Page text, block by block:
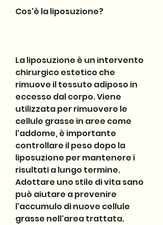
Cos'è la liposuzione?
La liposuzione è un intervento
chirurgico estetico che
rimuove il tessuto adiposo in
eccesso dal corpo. Viene
utilizzata per rimuovere le
cellule grasse in aree come
l'addome, è importante
controllare il peso dopo la
liposuzione per mantenere i
risultati a lungo termine.
Adottare uno stile di vita sano
può aiutare a prevenire
l'accumulo di nuove cellule
grasse nell'area trattata.